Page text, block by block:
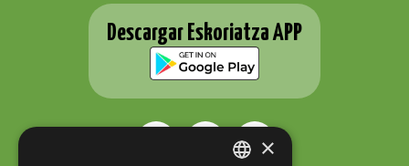
Descargar Eskoriatza APP
×